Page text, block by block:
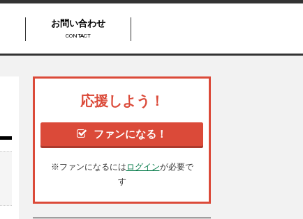
お問い合わせ
CONTACT
応援しよう！
ファンになる！
※ファンになるには ログインが必要で
す